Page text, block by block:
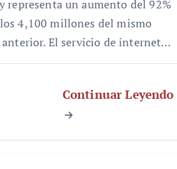
representa un aumento del 92%
4,100 millones del mismo
El servicio de internet…
Continuar Leyendo